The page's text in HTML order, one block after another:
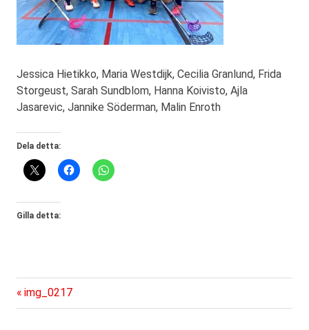
Jessica Hietikko, Maria Westdijk, Cecilia Granlund, Frida
Storgeust, Sarah Sundblom, Hanna Koivisto, Ajla
Jasarevic, Jannike Söderman, Malin Enroth
Dela detta:
Gilla detta:
Inläggsnavigering
Föregående
inlägg:
img_0217